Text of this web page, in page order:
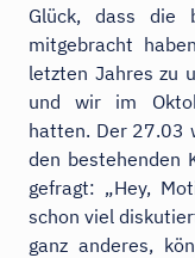
Glück, dass die
mitgebracht
letzten Jahres zu
und wir im
hatten. Der 27.03
den bestehenden
gefragt: „Hey,
schon viel
ganz anderes,